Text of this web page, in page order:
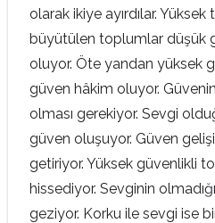
olarak ikiye ayırdılar.
büyütülen toplumlar düşük
oluyor. Öte yandan yüksek
güven hâkim oluyor.
olması gerekiyor. Sevgi
güven oluşuyor. Güven
getiriyor. Yüksek güvenlikli
hissediyor. Sevginin
geziyor. Korku ile sevgi ise